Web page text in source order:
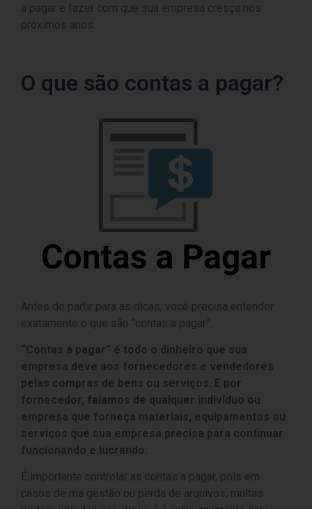
a pagar e fazer com que sua empresa cresça nos
próximos anos.
O que são contas a pagar?
Antes de partir para as dicas, você precisa entender
exatamente o que são “contas a pagar”.
“Contas a pagar” é todo o dinheiro que sua
empresa deve aos fornecedores e vendedores
pelas compras de bens ou serviços. E por
fornecedor, falamos de qualquer indivíduo ou
empresa que forneça materiais, equipamentos ou
serviços que sua empresa precisa para continuar
funcionando e lucrando.
É importante controlar as contas a pagar, pois em
casos de má gestão ou perda de arquivos, multas